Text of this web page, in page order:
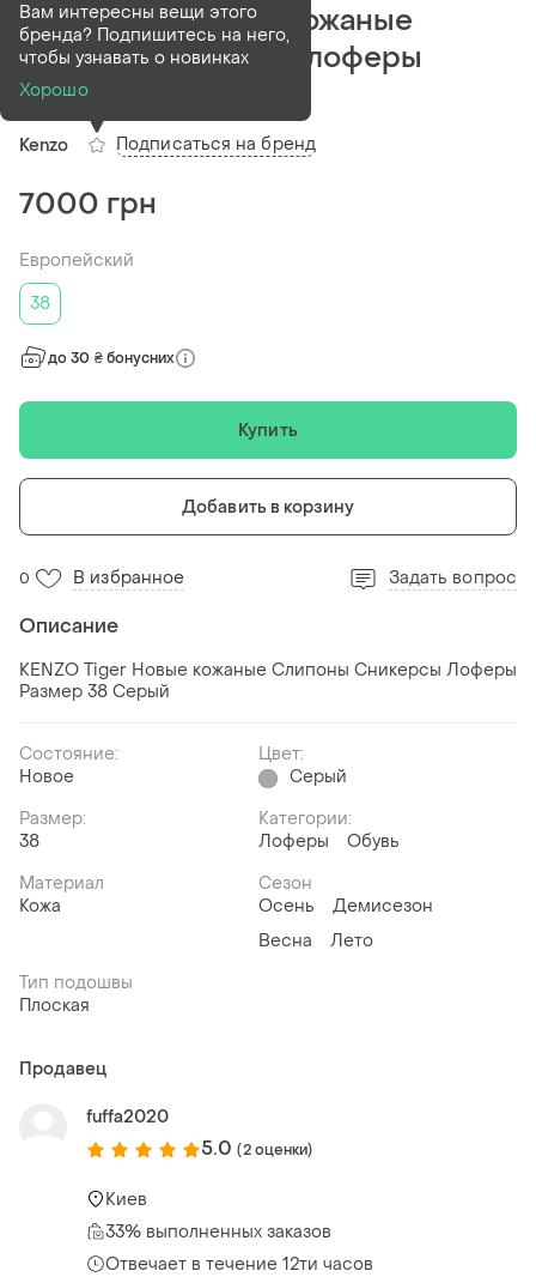
Kenzo tiger новые кожаные
слипоны сникерсы лоферы
размер 38 37,5
Kenzo
Вам интересны вещи этого
бренда? Подпишитесь на него,
чтобы узнавать о новинках
Хорошо
Подписаться на бренд
7000 грн
Европейский
38
до 30 ₴ бонусних
Купить
Добавить в корзину
0 В избранное Задать вопрос
Описание
KENZO Tiger Новые кожаные Слипоны Сникерсы Лоферы
Размер 38 Серый
Состояние:
Новое
Цвет:
Серый
Размер:
38
Категории:
Лоферы
Обувь
Материал
Кожа
Сезон
Осень
Демисезон
Весна
Лето
Тип подошвы
Плоская
Продавец
fuffa2020
5.0 (2 оценки)
Киев
33% выполненных заказов
Отвечает в течение 12ти часов